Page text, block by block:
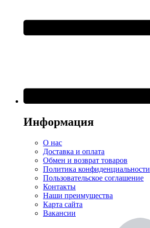
Информация
О нас
Доставка и оплата
Обмен и возврат товаров
Политика конфиденциальности
Пользовательское соглашение
Контакты
Наши преимущества
Карта сайта
Вакансии